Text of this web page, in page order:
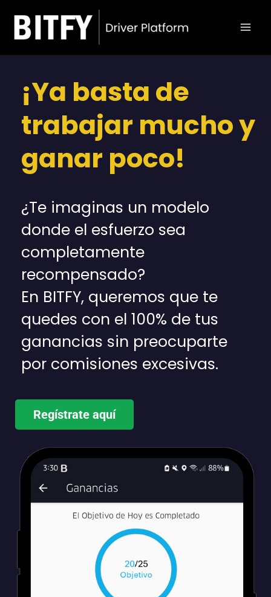
contenido
¡Ya basta de
trabajar mucho y
ganar poco!
¿Te imaginas un modelo
donde el esfuerzo sea
completamente
recompensado?
En BITFY, queremos que te
quedes con el 100% de tus
ganancias sin preocuparte
por comisiones excesivas.
Regístrate aquí